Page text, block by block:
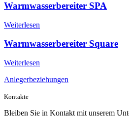
Warmwasserbereiter SPA
Weiterlesen
Warmwasserbereiter Square
Weiterlesen
Anlegerbeziehungen
Kontakte
Bleiben Sie in Kontakt mit unserem